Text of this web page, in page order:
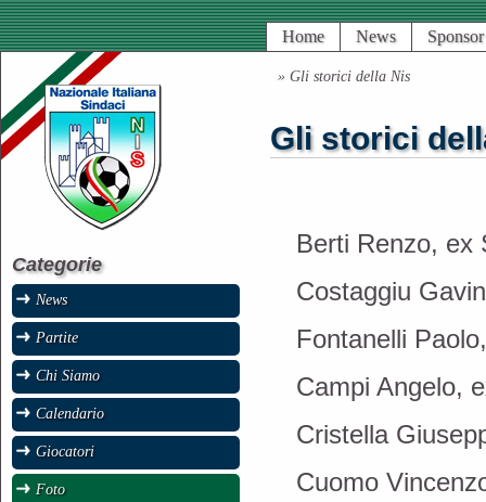
Home News Sponsor
» Gli storici della Nis
Gli storici
Berti Renzo, ex
Costaggiu
Fontanelli
Campi Angelo,
Cristella
Cuomo
Categorie
News
Partite
Chi Siamo
Calendario
Giocatori
Foto